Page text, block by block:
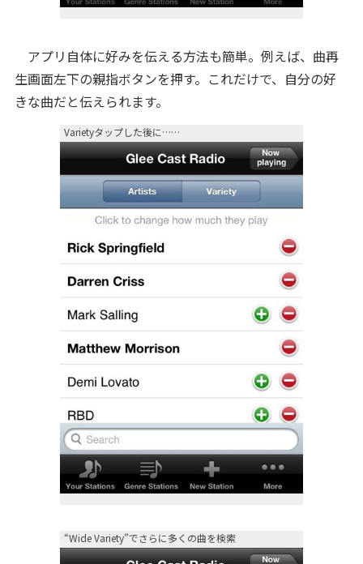
アプリ自体に好みを伝える方法も簡単。例えば、曲再
生画面左下の親指ボタンを押す。これだけで、自分の好
きな曲だと伝えられます。
Varietyタップした後に……
“Wide Variety”でさらに多くの曲を検索